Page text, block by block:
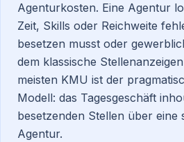
Agenturkosten. Eine Agentur
Zeit, Skills oder Reichweite
besetzen musst oder
dem klassische
meisten KMU ist der
Modell: das Tagesgeschäft
besetzenden Stellen über eine
Agentur.